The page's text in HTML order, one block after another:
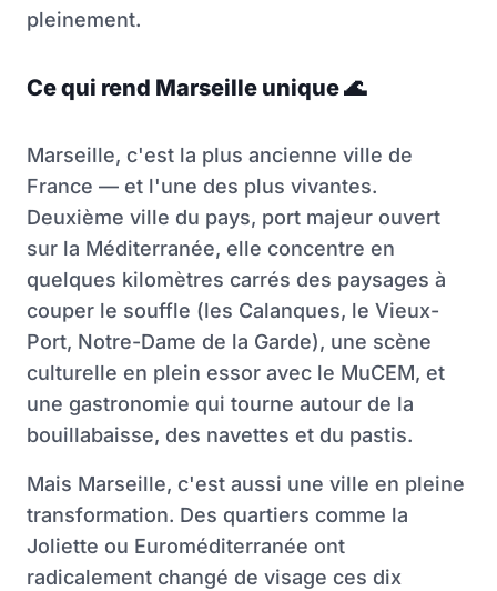
pleinement.
Ce qui rend Marseille unique🌊
Marseille, c'est la plus ancienne ville de
France — et l'une des plus vivantes.
Deuxième ville du pays, port majeur ouvert
sur la Méditerranée, elle concentre en
quelques kilomètres carrés des paysages à
couper le souffle (les Calanques, le Vieux-
Port, Notre-Dame de la Garde), une scène
culturelle en plein essor avec le MuCEM, et
une gastronomie qui tourne autour de la
bouillabaisse, des navettes et du pastis.
Mais Marseille, c'est aussi une ville en pleine
transformation. Des quartiers comme la
Joliette ou Euroméditerranée ont
radicalement changé de visage ces dix